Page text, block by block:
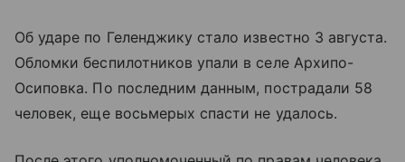
Об ударе по Геленджику стало известно 3 августа.
Обломки беспилотников упали в селе Архипо-
Осиповка. По последним данным, пострадали 58
человек, еще восьмерых спасти не удалось.